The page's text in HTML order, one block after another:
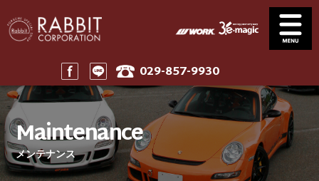
029-857-9930
サービス案内
News
ニュース一覧
Stock
在庫車
Parts
パーツ
Company
会社案内
911 Touring
911ツーリング
Maintenance
メンテナンス